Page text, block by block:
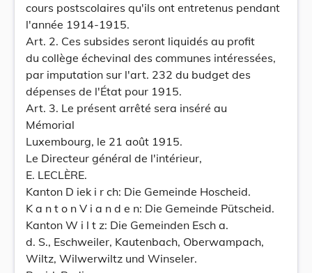
cours postscolaires qu'ils ont entretenus pendant
l'année 1914-1915.
Art. 2. Ces subsides seront liquidés au profit
du collège échevinal des communes intéressées,
par imputation sur l'art. 232 du budget des
dépenses de l'État pour 1915.
Art. 3. Le présent arrêté sera inséré au
Mémorial
Luxembourg, le 21 août 1915.
Le Directeur général de l'intérieur,
E. LECLÈRE.
Kanton D iek i r ch: Die Gemeinde Hoscheid.
K a n t o n V i a n d e n: Die Gemeinde Pütscheid.
Kanton W i l t z: Die Gemeinden Esch a.
d. S., Eschweiler, Kautenbach, Oberwampach,
Wiltz, Wilwerwiltz und Winseler.